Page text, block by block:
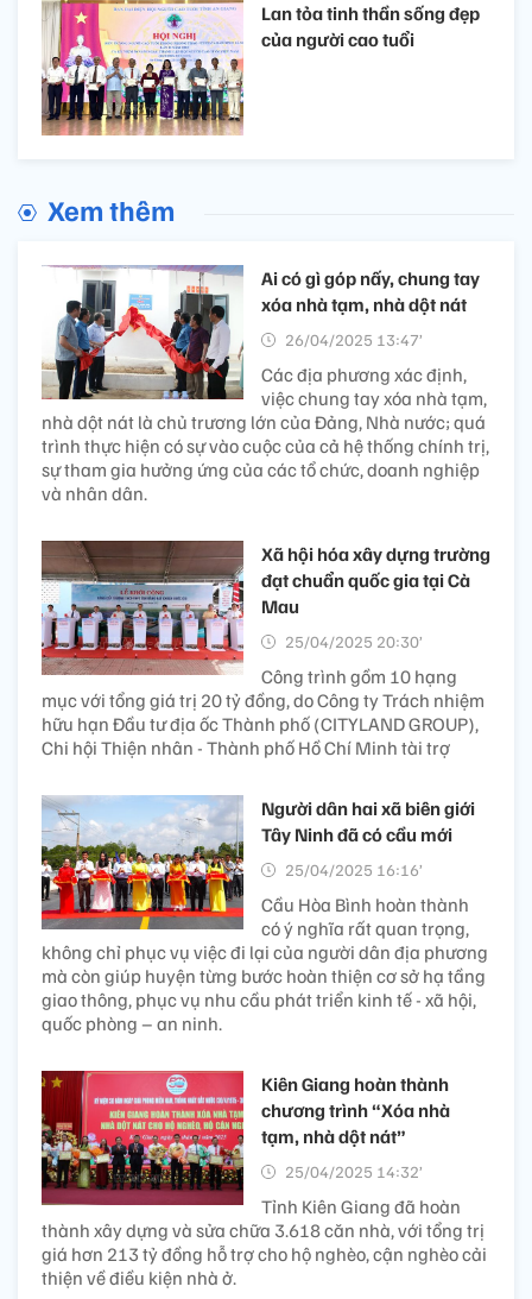
Lan tỏa tinh thần sống đẹp
của người cao tuổi
Xem thêm
Ai có gì góp nấy, chung tay
xóa nhà tạm, nhà dột nát
26/04/2025 13:47’
Các địa phương xác định,
việc chung tay xóa nhà tạm,
nhà dột nát là chủ trương lớn của Đảng, Nhà nước; quá
trình thực hiện có sự vào cuộc của cả hệ thống chính trị,
sự tham gia hưởng ứng của các tổ chức, doanh nghiệp
và nhân dân.
Xã hội hóa xây dựng trường
đạt chuẩn quốc gia tại Cà
Mau
25/04/2025 20:30’
Công trình gồm 10 hạng
mục với tổng giá trị 20 tỷ đồng, do Công ty Trách nhiệm
hữu hạn Đầu tư địa ốc Thành phố (CITYLAND GROUP),
Chi hội Thiện nhân - Thành phố Hồ Chí Minh tài trợ
Người dân hai xã biên giới
Tây Ninh đã có cầu mới
25/04/2025 16:16’
Cầu Hòa Bình hoàn thành
có ý nghĩa rất quan trọng,
không chỉ phục vụ việc đi lại của người dân địa phương
mà còn giúp huyện từng bước hoàn thiện cơ sở hạ tầng
giao thông, phục vụ nhu cầu phát triển kinh tế - xã hội,
quốc phòng – an ninh.
Kiên Giang hoàn thành
chương trình “Xóa nhà
tạm, nhà dột nát”
25/04/2025 14:32’
Tỉnh Kiên Giang đã hoàn
thành xây dựng và sửa chữa 3.618 căn nhà, với tổng trị
giá hơn 213 tỷ đồng hỗ trợ cho hộ nghèo, cận nghèo cải
thiện về điều kiện nhà ở.